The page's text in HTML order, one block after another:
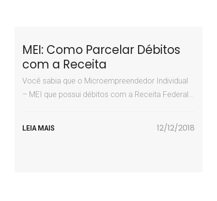
MEI: Como Parcelar Débitos
com a Receita
Você sabia que o Microempreendedor Individual
– MEI que possui débitos com a Receita Federal...
LEIA MAIS 12/12/2018